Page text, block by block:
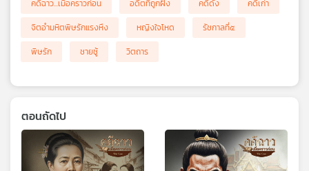
คดีฉาว...เมื่อคราวก่อน
อดีตที่ถูกฝัง คดีดัง
คดีเก่า
จิตอำมหิตพิษรักแรงหึง
หญิงใจโหด
รัชกาลที่๕
พิษรัก
ชายชู้ วิตถาร
ตอนถัดไป